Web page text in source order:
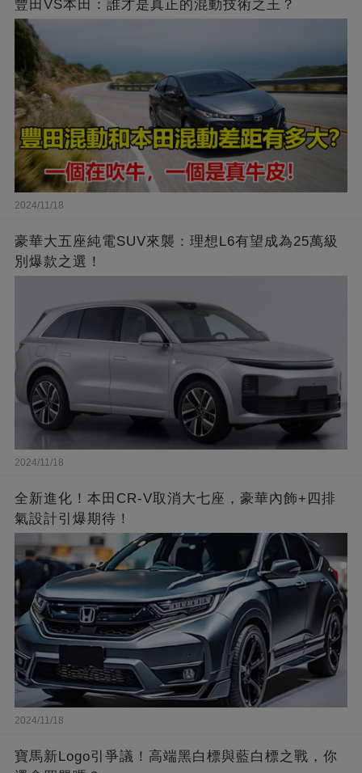
豐田VS本田：誰才是真正的混動技術之王？
2024/11/18
豪華大五座純電SUV來襲：理想L6有望成為25萬級
別爆款之選！
2024/11/18
全新進化！本田CR-V取消大七座，豪華內飾+四排
氣設計引爆期待！
2024/11/18
寶馬新Logo引爭議！高端黑白標與藍白標之戰，你